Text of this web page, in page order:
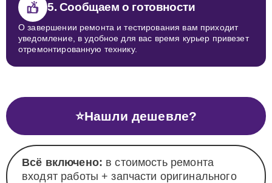
5. Сообщаем о готовности
О завершении ремонта и тестирования вам приходит
уведомление, в удобное для вас время курьер привезет
отремонтированную технику.
⭐Нашли дешевле?
Всё включено: в стоимость ремонта
входят работы + запчасти оригинального